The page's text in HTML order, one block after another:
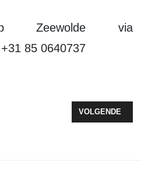
Zeewolde via
+31 85 0640737
VOLGENDE
VOLGENDE